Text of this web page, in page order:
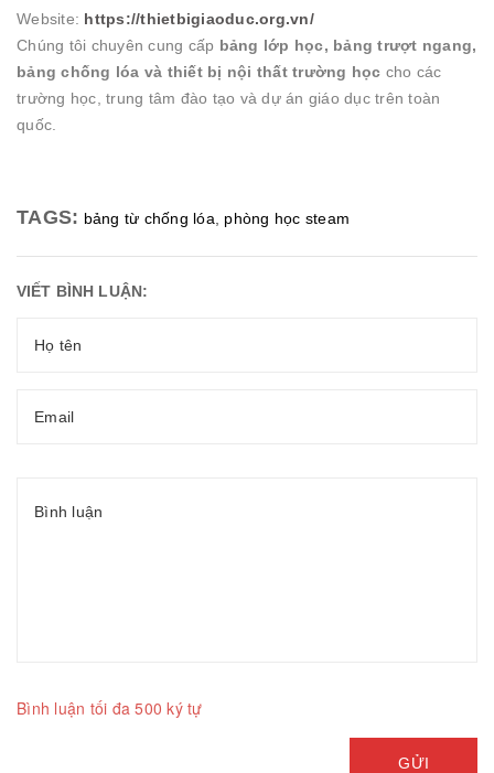
Website: https://thietbigiaoduc.org.vn/
Chúng tôi chuyên cung cấp bảng lớp học, bảng trượt ngang,
bảng chống lóa và thiết bị nội thất trường học cho các
trường học, trung tâm đào tạo và dự án giáo dục trên toàn
quốc.
TAGS: bảng từ chống lóa phòng học steam
VIẾT BÌNH LUẬN:
Bình luận tối đa 500 ký tự
GỬI